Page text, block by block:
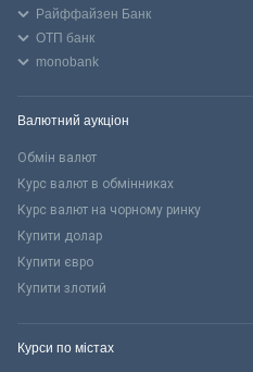
Райффайзен Банк
ОТП банк
monobank
Валютний аукціон
Обмін валют
Курс валют в обмінниках
Курс валют на чорному ринку
Купити долар
Купити євро
Купити злотий
Курси по містах